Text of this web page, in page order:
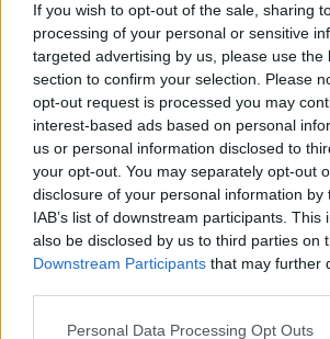
If you wish to opt-out of the sale, sharing
processing of your personal or sensitive
targeted advertising by us, please use the
section to confirm your selection. Please
opt-out request is processed you may
interest-based ads based on personal
us or personal information disclosed to
your opt-out. You may separately opt-out
disclosure of your personal information by
IAB’s list of downstream participants. This
also be disclosed by us to third parties on
Downstream Participants that may further
Personal Data Processing Opt Outs
Laidos | JOKIŲ FILTRŲ su Saugirdu Vaitulioniu
S. Nainė – apie gašlius gerbėjų
Nainiui: „Siūlėsi permiegoti“
Laidos | JOKIŲ FILTRŲ su Saugirdu Vaitulioniu
E. Vitulskienė prabilo apie žmonių
ligą: „Jaučiau, kad viskas“